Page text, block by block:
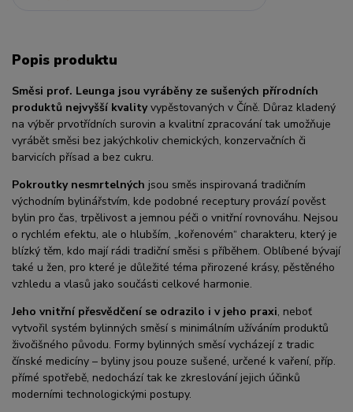
Popis produktu
Směsi prof. Leunga jsou vyráběny ze sušených přírodních
produktů nejvyšší kvalityvypěstovaných v Číně. Důraz kladený
na výběr prvotřídních surovin a kvalitní zpracování tak umožňuje
vyrábět směsi bez jakýchkoliv chemických, konzervačních či
barvicích přísad a bez cukru.
Pokroutky nesmrtelných jsou směs inspirovaná tradičním
východním bylinářstvím, kde podobné receptury provází pověst
bylin pro čas, trpělivost a jemnou péči o vnitřní rovnováhu. Nejsou
o rychlém efektu, ale o hlubším, „kořenovém“ charakteru, který je
blízký těm, kdo mají rádi tradiční směsi s příběhem. Oblíbené bývají
také u žen, pro které je důležité téma přirozené krásy, pěstěného
vzhledu a vlasů jako součásti celkové harmonie.
Jeho vnitřní přesvědčení se odrazilo i v jeho praxi, neboť
vytvořil systém bylinných směsí s minimálním užíváním produktů
živočišného původu. Formy bylinných směsí vycházejí z tradic
čínské medicíny – byliny jsou pouze sušené, určené k vaření, příp.
přímé spotřebě, nedochází tak ke zkreslování jejich účinků
moderními technologickými postupy.